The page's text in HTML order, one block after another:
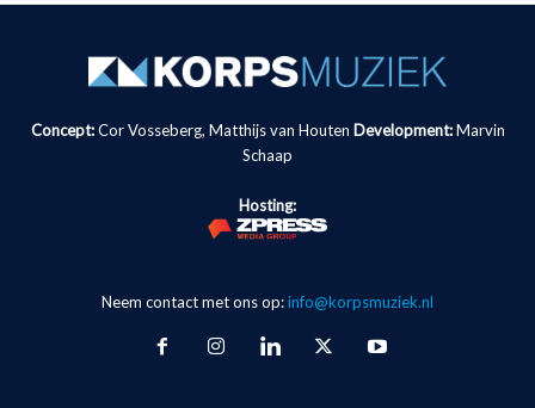
Concept:Cor Vosseberg, Matthijs van Houten Development: Marvin
Schaap
Hosting:
Neem contact met ons op:info@korpsmuziek.nl